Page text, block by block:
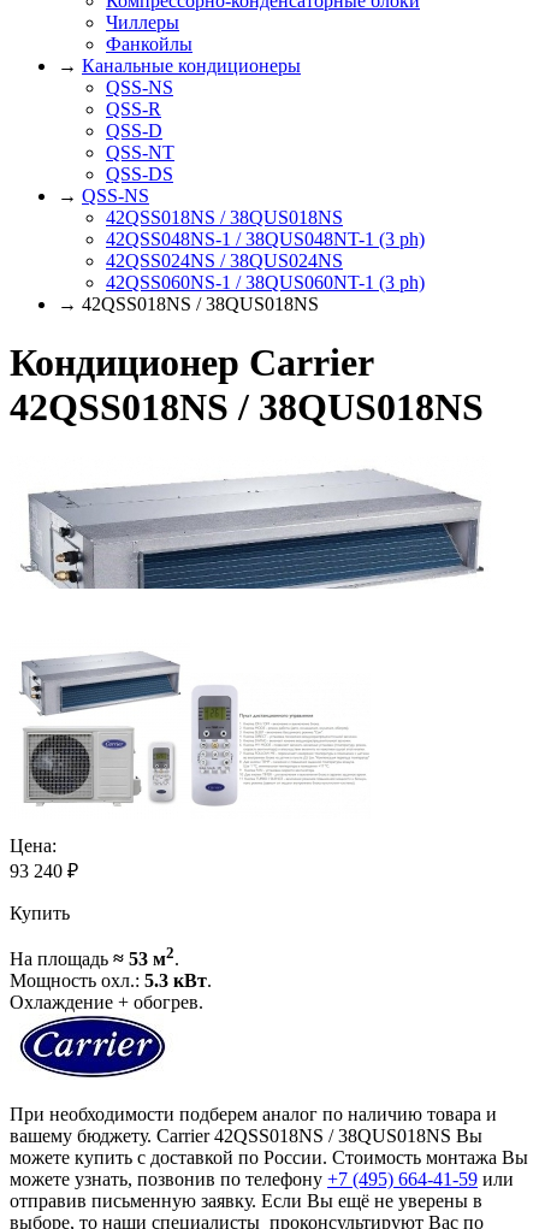
Чиллеры
Фанкойлы
→ Канальные кондиционеры
QSS-NS
QSS-R
QSS-D
QSS-NT
QSS-DS
→ QSS-NS
42QSS018NS / 38QUS018NS
42QSS048NS-1 / 38QUS048NT-1 (3 ph)
42QSS024NS / 38QUS024NS
42QSS060NS-1 / 38QUS060NT-1 (3 ph)
→ 42QSS018NS / 38QUS018NS
Кондиционер Carrier
42QSS018NS / 38QUS018NS
Цена:
93 240 ₽
Купить
На площадь ≈ 53 м2.
Мощность охл.: 5.3 кВт.
Охлаждение + обогрев.
При необходимости подберем аналог по наличию товара и
вашему бюджету. Carrier 42QSS018NS / 38QUS018NS Вы
можете купить с доставкой по России. Стоимость монтажа Вы
можете узнать, позвонив по телефону +7 (495) 664-41-59 или
отправив письменную заявку. Если Вы ещё не уверены в
выборе, то наши специалисты проконсультируют Вас по